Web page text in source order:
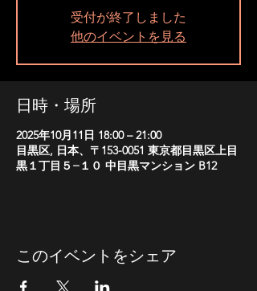
受付が終了しました
他のイベントを見る
日時・場所
2025年10月11日 18:00 – 21:00
目黒区, 日本、〒153-0051 東京都目黒区上目
黒１丁目５−１０ 中目黒マンション B12
このイベントをシェア